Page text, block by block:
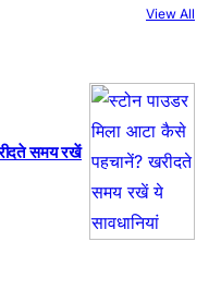
View All
समय रखें